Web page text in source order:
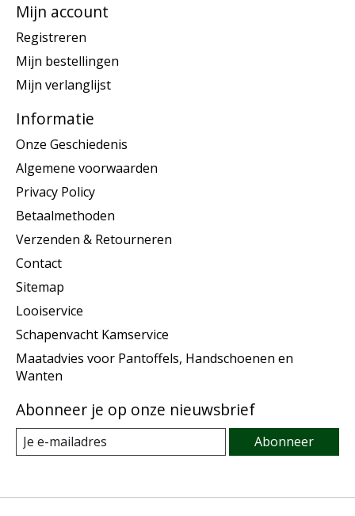
Mijn account
Registreren
Mijn bestellingen
Mijn verlanglijst
Informatie
Onze Geschiedenis
Algemene voorwaarden
Privacy Policy
Betaalmethoden
Verzenden & Retourneren
Contact
Sitemap
Looiservice
Schapenvacht Kamservice
Maatadvies voor Pantoffels, Handschoenen en
Wanten
Abonneer je op onze nieuwsbrief
Abonneer